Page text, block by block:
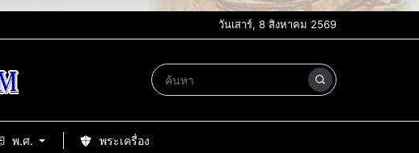
วันเสาร์, 8 สิงหาคม 2569
พ.ศ. พระเครื่อง